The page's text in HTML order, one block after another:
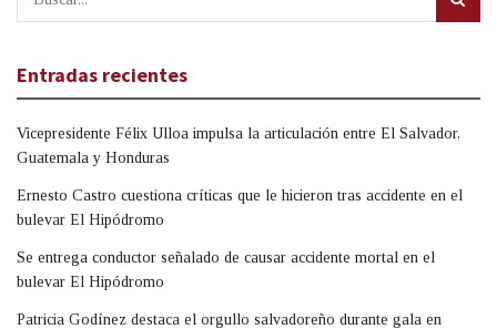
Entradas recientes
Vicepresidente Félix Ulloa impulsa la articulación entre El Salvador,
Guatemala y Honduras
Ernesto Castro cuestiona críticas que le hicieron tras accidente en el
bulevar El Hipódromo
Se entrega conductor señalado de causar accidente mortal en el
bulevar El Hipódromo
Patricia Godínez destaca el orgullo salvadoreño durante gala en